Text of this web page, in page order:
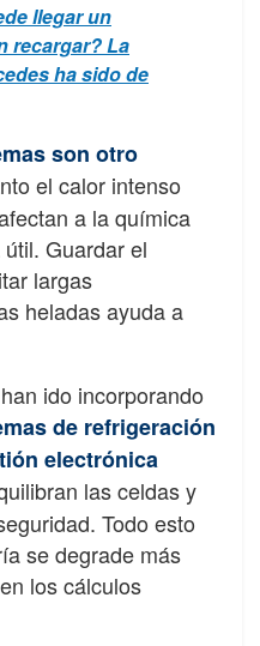
llegar un
recargar? La
ha sido de
son otro
el calor intenso
a la química
Guardar el
largas
heladas ayuda a
ido incorporando
de refrigeración
electrónica
las celdas y
Todo esto
se degrade más
los cálculos